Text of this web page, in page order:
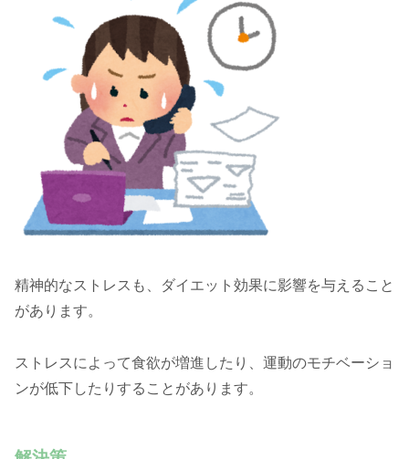
精神的なストレスも、ダイエット効果に影響を与えること
があります。
ストレスによって食欲が増進したり、運動のモチベーショ
ンが低下したりすることがあります。